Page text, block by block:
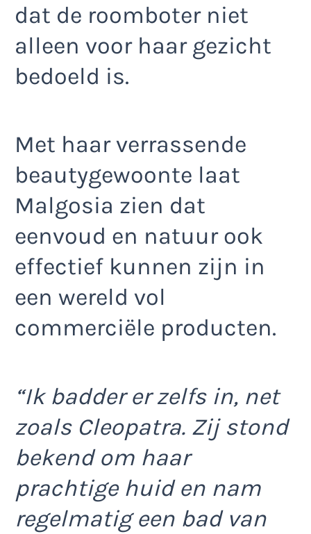
dat de roomboter niet
alleen voor haar gezicht
bedoeld is.
Met haar verrassende
beautygewoonte laat
Malgosia zien dat
eenvoud en natuur ook
effectief kunnen zijn in
een wereld vol
commerciële producten.
“Ik badder er zelfs in, net
zoals Cleopatra. Zij stond
bekend om haar
prachtige huid en nam
regelmatig een bad van